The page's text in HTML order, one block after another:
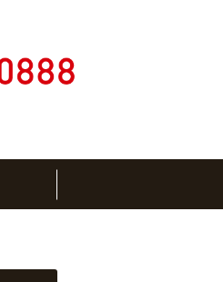
港区